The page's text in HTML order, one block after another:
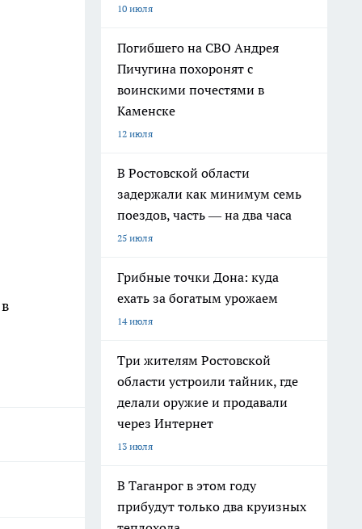
10 июля
Погибшего на СВО Андрея
Пичугина похоронят с
воинскими почестями в
Каменске
12 июля
В Ростовской области
задержали как минимум семь
поездов, часть — на два часа
25 июля
Грибные точки Дона: куда
ехать за богатым урожаем
14 июля
Три жителям Ростовской
области устроили тайник, где
делали оружие и продавали
через Интернет
13 июля
В Таганрог в этом году
прибудут только два круизных